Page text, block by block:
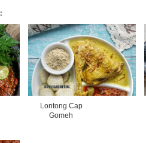
Lontong Cap
Gomeh